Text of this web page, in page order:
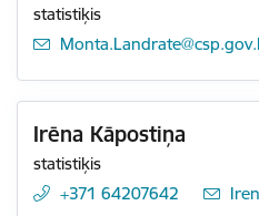
statistiķis
E-pasts:
Irēna Kāpostiņa
statistiķis
+371 64207642
E-